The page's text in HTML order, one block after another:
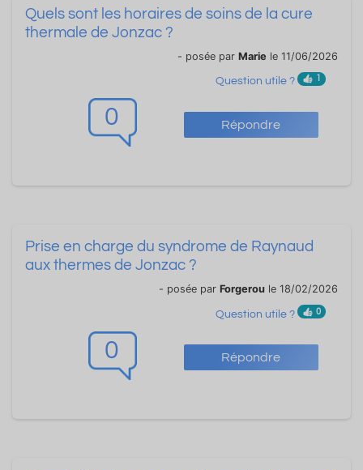
0 Répondre
Quels sont les horaires de soins de la cure
thermale de Jonzac ?
- posée par Marie le 11/06/2026
Question utile ?
0 Répondre
Prise en charge du syndrome de Raynaud
aux thermes de Jonzac ?
- posée par Forgerou le 18/02/2026
Question utile ? 0